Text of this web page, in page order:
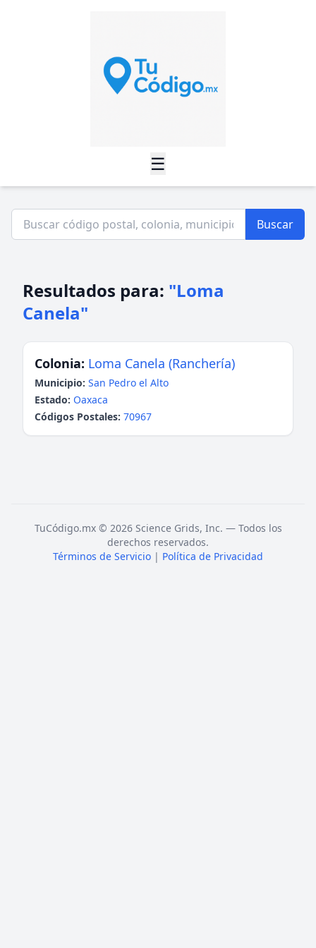
☰
Buscar
Resultados para: "Loma
Canela"
Colonia: Loma Canela (Ranchería)
Municipio: San Pedro el Alto
Estado: Oaxaca
Códigos Postales: 70967
TuCódigo.mx © 2026 Science Grids, Inc. — Todos los
derechos reservados.
Términos de Servicio | Política de Privacidad